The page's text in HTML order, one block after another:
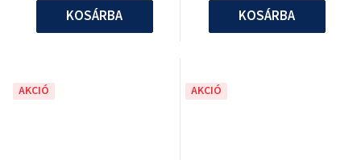
KOSÁRBA KOSÁRBA
AKCIÓ AKCIÓ